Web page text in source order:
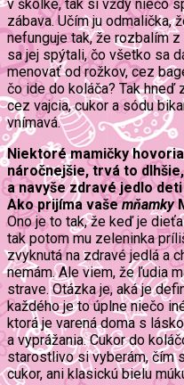
v škôlke, tak si vždy niečo
zábava. Učím ju odmalička,
nefunguje tak, že rozbalím
sa jej spýtali, čo všetko sa
menovať od rožkov, cez
čo ide do koláča? Tak hneď
cez vajcia, cukor a sódu
vnímavá.
Niektoré mamičky
náročnejšie, trvá to
a navyše zdravé jedlo
Ako prijíma vašemňamky
Ono je to tak, že keď je
tak potom mu zeleninka
zvyknutá na zdravé jedlá a
nemám. Ale viem, že ľudia
strave. Otázka je, aká je
každého je to úplne niečo
ktorá je varená doma s
a vyprážania. Cukor do
starostlivo si vyberám, čím
cukor, ani klasickú bielu